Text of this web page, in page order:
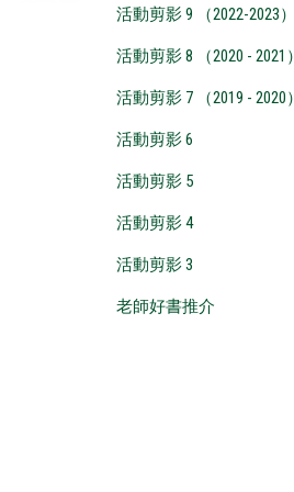
活動剪影 9 （2022-2023）
活動剪影 8 （2020 - 2021）
活動剪影 7 （2019 - 2020）
活動剪影 6
活動剪影 5
活動剪影 4
活動剪影 3
老師好書推介